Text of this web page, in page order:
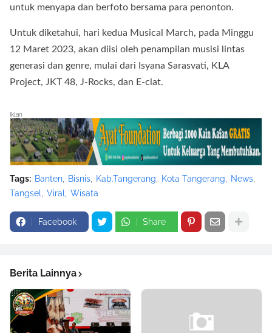
untuk menyapa dan berfoto bersama para penonton.
Untuk diketahui, hari kedua Musical March, pada Minggu
12 Maret 2023, akan diisi oleh penampilan musisi lintas
generasi dan genre, mulai dari Isyana Sarasvati, KLA
Project, JKT 48, J-Rocks, dan E-clat.
Iklan
Tags: Banten Bisnis Kab.Tangerang Kota Tangerang
News
Tangsel
Viral Wisata
Facebook Share
Berita Lainnya